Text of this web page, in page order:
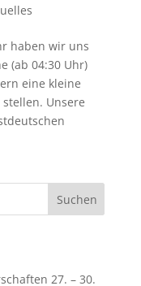
haben wir uns
(ab 04:30 Uhr)
eine kleine
Unsere
27. – 30.